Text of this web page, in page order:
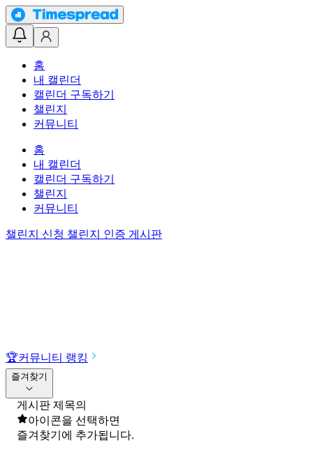
홈
내 캘린더
캘린더 구독하기
챌린지
커뮤니티
홈
내 캘린더
캘린더 구독하기
챌린지
커뮤니티
챌린지 신청 챌린지 인증 게시판
🏆커뮤니티 랭킹
즐겨찾기
게시판 제목의
아이콘을 선택하면
즐겨찾기에 추가됩니다.